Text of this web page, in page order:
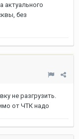
актуального
без
не разгрузить.
от ЧТК надо